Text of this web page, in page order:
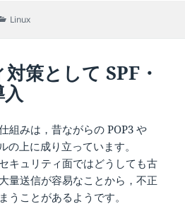
カ
ー
Linux
策として SPF・
組みは，昔ながらの POP3 や
の上に成り立っています。
キュリティ面ではどうしても古
量送信が容易なことから，不正
うことがあるようです。